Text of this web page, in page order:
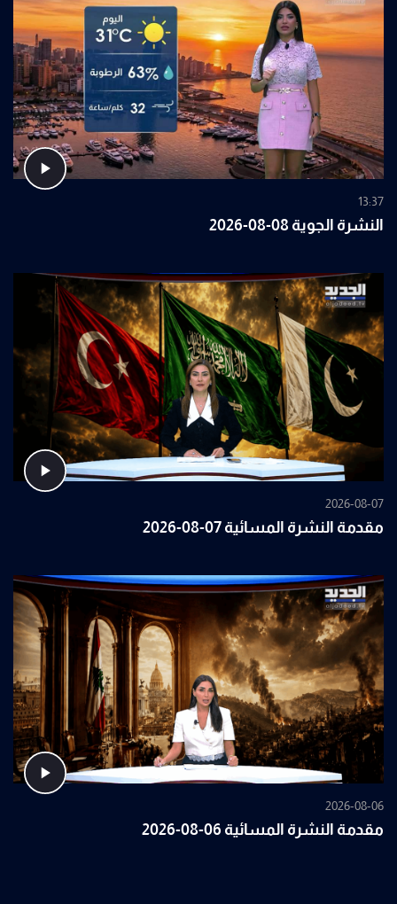
13:37
النشرة الجوية 08-08-2026
2026-08-07
مقدمة النشرة المسائية 07-08-2026
2026-08-06
مقدمة النشرة المسائية 06-08-2026